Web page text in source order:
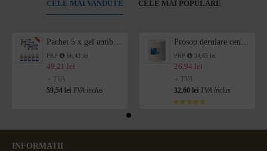
CELE MAI VANDUTE CELE MAI POPULARE
PRP 66,43 lei
49,21 lei
+ TVA
59,54 lei TVA inclus
PRP 34,65 lei
26,94 lei
+ TVA
32,60 lei TVA inclus
INFORMATII